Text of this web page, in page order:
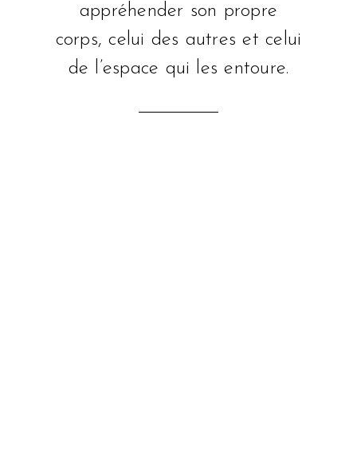
appréhender son propre
corps, celui des autres et celui
de l’espace qui les entoure.